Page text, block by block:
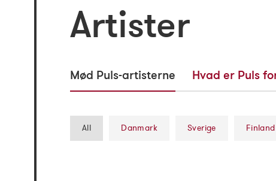
Artister
Mød Puls-artisterne Hvad er Puls
All Danmark Sverige Finland